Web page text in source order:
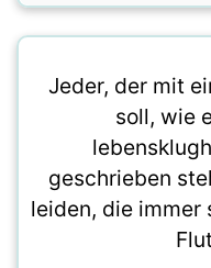
Jeder, der mit
soll, wie
geschrieben
leiden, die